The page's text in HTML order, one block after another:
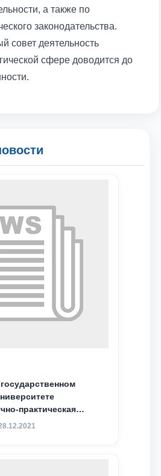
а также по
законодательства.
совет деятельность
сфере доводится до
практическая